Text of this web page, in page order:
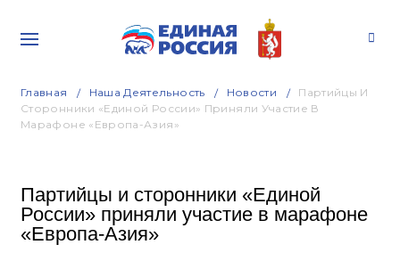
Главная Наша Деятельность Новости
Партийцы И
Сторонники «Единой России» Приняли Участие В
Марафоне «Европа-Азия»
Партийцы и сторонники «Единой
России» приняли участие в марафоне
«Европа-Азия»